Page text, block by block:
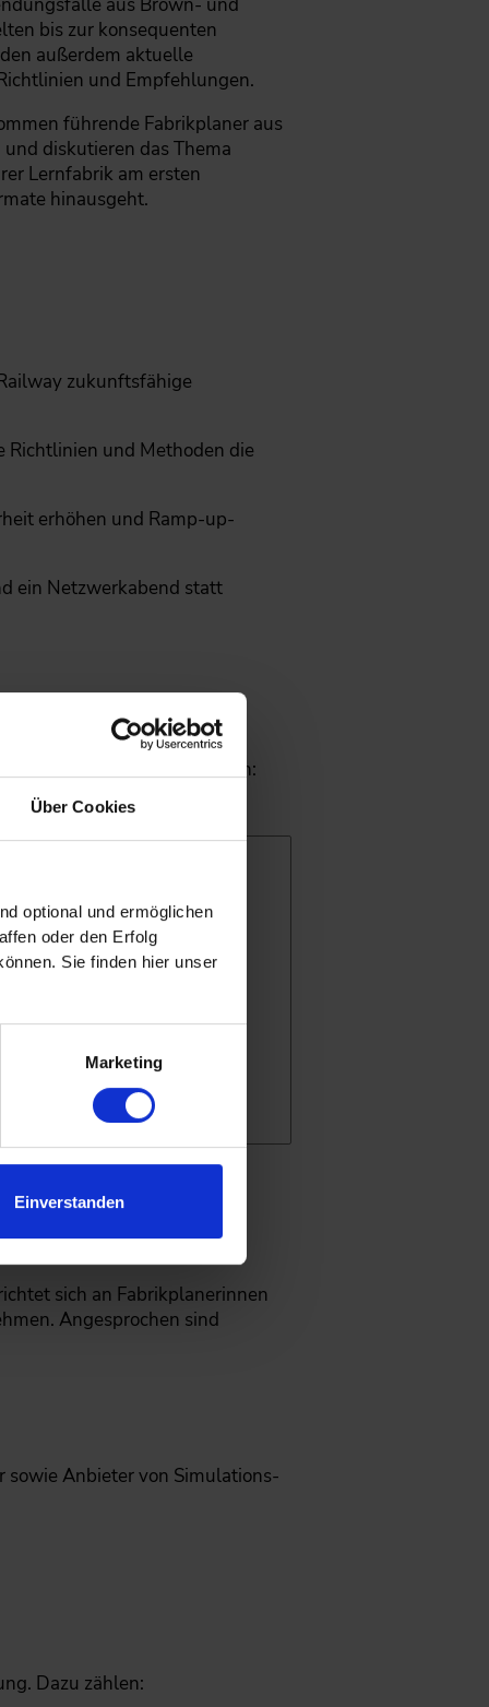
Über Cookies
optional und ermöglichen
oder den Erfolg
Sie finden hier unser
Marketing
Einverstanden
bis zur konsequenten
außerdem aktuelle
und Empfehlungen.
führende Fabrikplaner aus
diskutieren das Thema
Lernfabrik am ersten
hinausgeht.
zukunftsfähige
Richtlinien und Methoden die
erhöhen und Ramp-up-
ein Netzwerkabend statt
u. a. folgende Themen:
Planungswelt
sich an Fabrikplanerinnen
Angesprochen sind
Anbieter von Simulations-
Dazu zählen: